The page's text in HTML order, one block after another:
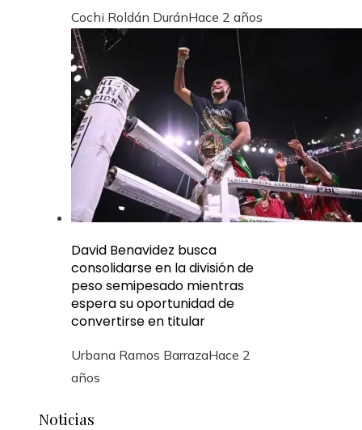
Cochi Roldán DuránHace 2 años
David Benavidez busca
consolidarse en la división de
peso semipesado mientras
espera su oportunidad de
convertirse en titular
Urbana Ramos BarrazaHace 2
años
Noticias